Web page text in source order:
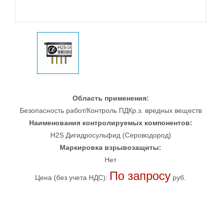
Область применения:
Безопасность работ/Контроль ПДКр.з. вредных веществ
Наименования контролируемых компонентов:
H2S Дигидросульфид (Сероводород)
Маркировка взрывозащиты:
Нет
Цена (без учета НДС): По запросу руб.